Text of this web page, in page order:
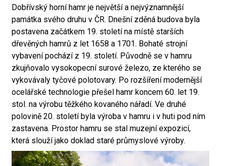
Dobřívský horní hamr je největší a nejvýznamnější
památka svého druhu v ČR. Dnešní zděná budova byla
postavena začátkem 19. století na místě starších
dřevěných hamrů z let 1658 a 1701. Bohaté strojní
vybavení pochází z 19. století. Původně se v hamru
zkujňovalo vysokopecní surové železo, ze kterého se
vykovávaly tyčové polotovary. Po rozšíření modernější
ocelářské technologie přešel hamr koncem 60. let 19.
stol. na výrobu těžkého kovaného nářadí. Ve druhé
polovině 20. století byla výroba v hamru i v huti pod ním
zastavena. Prostor hamru se stal muzejní expozicí,
která slouží jako doklad staré průmyslové výroby.